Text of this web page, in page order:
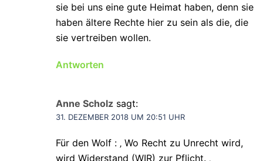
sie bei uns eine gute Heimat haben, denn sie
haben ältere Rechte hier zu sein als die, die
sie vertreiben wollen.
Antworten
Anne Scholz sagt:
31. DEZEMBER 2018 UM 20:51 UHR
Für den Wolf : ‚ Wo Recht zu Unrecht wird,
wird Widerstand (WIR) zur Pflicht. ‚